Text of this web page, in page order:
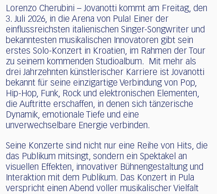
Lorenzo Cherubini – Jovanotti kommt am Freitag, den
3. Juli 2026, in die Arena von Pula! Einer der
einflussreichsten italienischen Singer-Songwriter und
bekanntesten musikalischen Innovatoren gibt sein
erstes Solo-Konzert in Kroatien, im Rahmen der Tour
zu seinem kommenden Studioalbum. Mit mehr als
drei Jahrzehnten künstlerischer Karriere ist Jovanotti
bekannt für seine einzigartige Verbindung von Pop,
Hip-Hop, Funk, Rock und elektronischen Elementen,
die Auftritte erschaffen, in denen sich tänzerische
Dynamik, emotionale Tiefe und eine
unverwechselbare Energie verbinden.
Seine Konzerte sind nicht nur eine Reihe von Hits, die
das Publikum mitsingt, sondern ein Spektakel an
visuellen Effekten, innovativer Bühnengestaltung und
Interaktion mit dem Publikum. Das Konzert in Pula
verspricht einen Abend voller musikalischer Vielfalt